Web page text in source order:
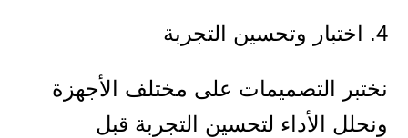
4. اختبار وتحسين التجربة
نختبر التصميمات على مختلف الأجهزة
ونحلل الأداء لتحسين التجربة قبل